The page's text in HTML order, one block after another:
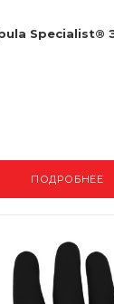
Specialist®
ПОДРОБНЕЕ